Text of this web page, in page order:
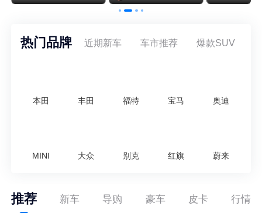
热门品牌 近期新车 车市推荐 爆款SUV
本田 丰田 福特 宝马 奥迪
MINI 大众 别克 红旗 蔚来
推荐 新车 导购 豪车 皮卡 行情